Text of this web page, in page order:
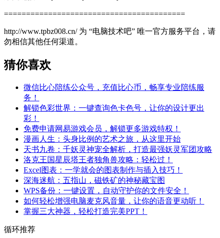
=========================================
http://www.tpbz008.cn/ 为 “电脑技术吧” 唯一官方服务平台，请
勿相信其他任何渠道。
猜你喜欢
微信比心陪练公众号，充值比心币，畅享专业陪练服
务！
解锁色彩世界：一键查询色卡色号，让你的设计更出
彩！
免费申请网易游戏会员，解锁更多游戏特权！
漫画人生：头身比例的艺术之旅，从这里开始
天书九卷：千妖灵神宠全解析，打造最强妖灵军团攻略
洛克王国星辰塔王者独角兽攻略：轻松过！
Excel图表：一学就会的图表制作与插入技巧！
深海迷航：五指山，磁铁矿的神秘藏宝图
WPS备份：一键设置，自动守护你的文件安全！
如何轻松增强电脑麦克风音量，让你的语音更动听！
掌握三大神器，轻松打造完美PPT！
循环推荐